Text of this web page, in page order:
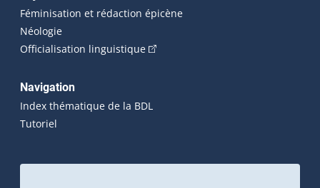
Féminisation et rédaction épicène
Néologie
Officialisation linguistique(Cet hyperlien externe s'ouvrira
Navigation
Index thématique de la BDL
Tutoriel